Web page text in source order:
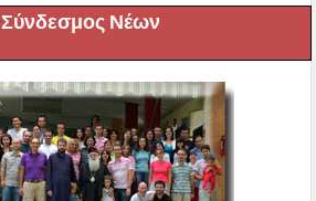
Σύνδεσμος Νέων